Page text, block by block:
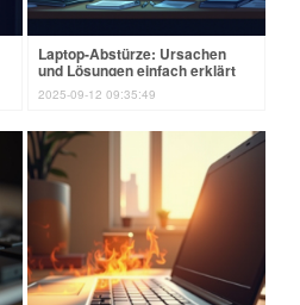
Laptop-Abstürze: Ursachen
und Lösungen einfach erklärt
2025-09-12 09:35:49